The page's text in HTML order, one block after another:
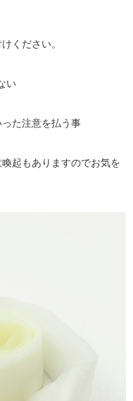
ください。
い
た注意を払う事
起もありますのでお気を